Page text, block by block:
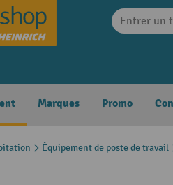
navigation
Marques Promo
Équipement de poste de travail